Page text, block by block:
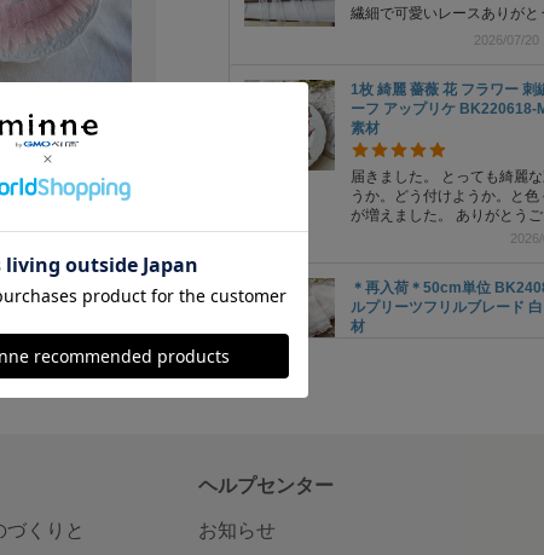
繊細で可愛いレースありがと
2026/07/20
1枚 綺麗 薔薇 花 フラワー 刺
ーフ アップリケ BK220618-
素材
届きました。 とっても綺麗
うか。どう付けようか。と
が増えました。 ありがとうご
＊再入荷＊50cm単位
ルプリーツフリルブレード
材
くりと
ヘルプセンター
お知らせ